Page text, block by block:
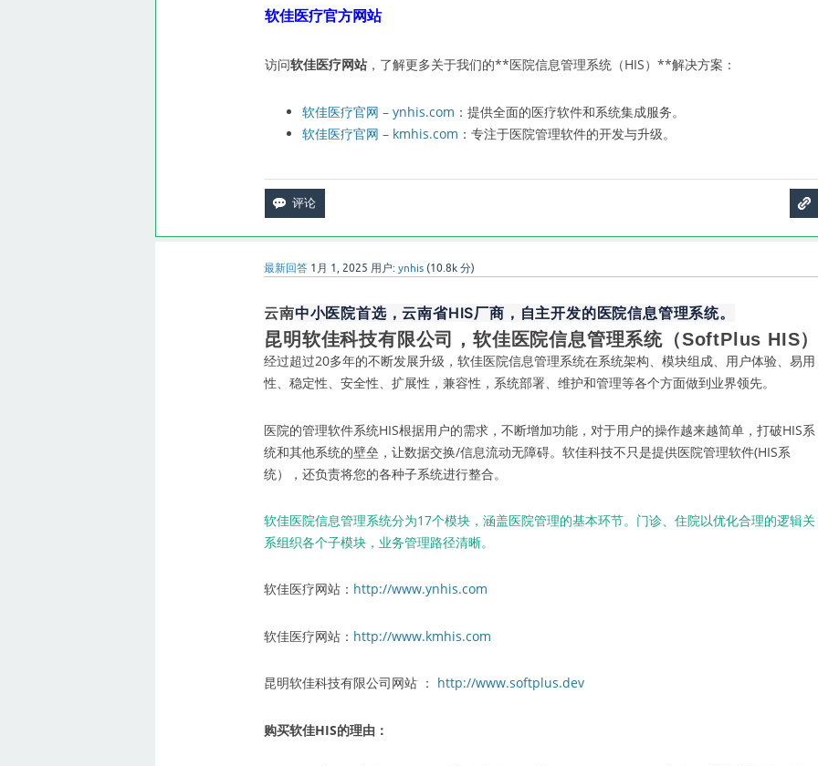
软佳医疗官方网站
访问软佳医疗网站，了解更多关于我们的**医院信息管理系统（HIS）**解决方案：
软佳医疗官网 – ynhis.com ：提供全面的医疗软件和系统集成服务。
软佳医疗官网 – kmhis.com ：专注于医院管理软件的开发与升级。
最新回答 1月 1, 2025 用户: ynhis (10.8k 分)
云南中小医院首选，云南省HIS厂商，自主开发的医院信息管理系统。
昆明软佳科技有限公司 ，软佳医院信息管理系统（SoftPlus HIS
经过超过20多年的不断发展升级，软佳医院信息管理系统在系统架构、模块组成、用户体验、易用
性、稳定性、安全性、扩展性，兼容性，系统部署、维护和管理等各个方面做到业界领先。
医院的管理软件系统HIS根据用户的需求，不断增加功能，对于用户的操作越来越简单，打破HIS系
统和其他系统的壁垒，让数据交换/信息流动无障碍。软佳科技不只是提供医院管理软件(HIS系
统），还负责将您的各种子系统进行整合。
软佳医院信息管理系统分为17个模块，涵盖医院管理的基本环节。门诊、住院以优化合理的逻辑关
系组织各个子模块，业务管理路径清晰。
软佳医疗网站： http://www.ynhis.com
软佳医疗网站： http://www.kmhis.com
昆明软佳科技有限公司网站 ： http://www.softplus.dev
购买软佳HIS的理由：